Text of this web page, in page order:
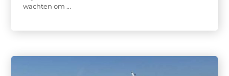
wachten om ...